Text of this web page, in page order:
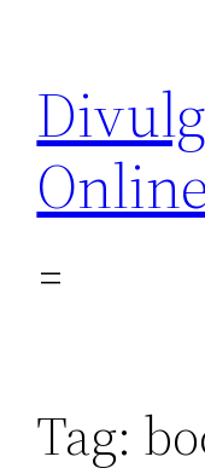
conteúdo
Online
Tag: